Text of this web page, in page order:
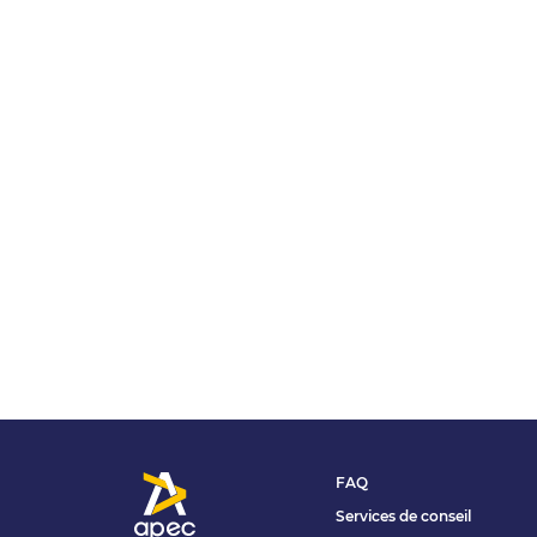
FAQ
Services de conseil